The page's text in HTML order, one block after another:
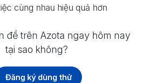
cùng nhau hiệu quả hơn
đề trên Azota ngay hôm nay
tại sao không?
Đăng ký dùng thử